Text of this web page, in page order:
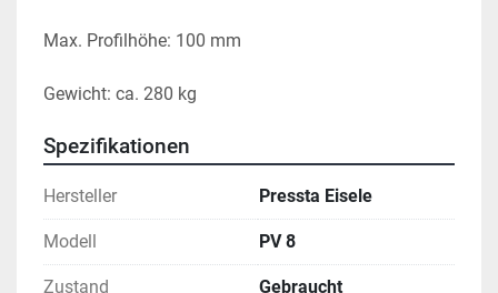
Max. Profilhöhe: 100 mm
Gewicht: ca. 280 kg
Spezifikationen
Hersteller Pressta Eisele
Modell PV 8
Zustand Gebraucht